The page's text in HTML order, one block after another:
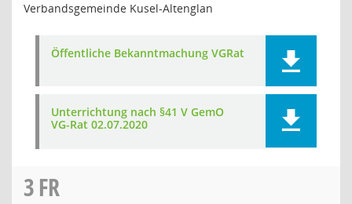
Verbandsgemeinde Kusel-Altenglan
Öffentliche Bekanntmachung VGRat
Unterrichtung nach §41 V GemO
VG-Rat 02.07.2020
3FR